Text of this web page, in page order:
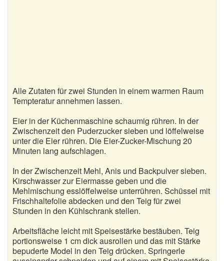
Alle Zutaten für zwei Stunden in einem warmen Raum
Tempteratur annehmen lassen.
Eier in der Küchenmaschine schaumig rühren. In der
Zwischenzeit den Puderzucker sieben und löffelweise
unter die Eier rühren. Die Eier-Zucker-Mischung 20
Minuten lang aufschlagen.
In der Zwischenzeit Mehl, Anis und Backpulver sieben.
Kirschwasser zur Eiermasse geben und die
Mehlmischung esslöffelweise unterrühren. Schüssel mit
Frischhaltefolie abdecken und den Teig für zwei
Stunden in den Kühlschrank stellen.
Arbeitsfläche leicht mit Speisestärke bestäuben. Teig
portionsweise 1 cm dick ausrollen und das mit Stärke
bepuderte Model in den Teig drücken. Springerle